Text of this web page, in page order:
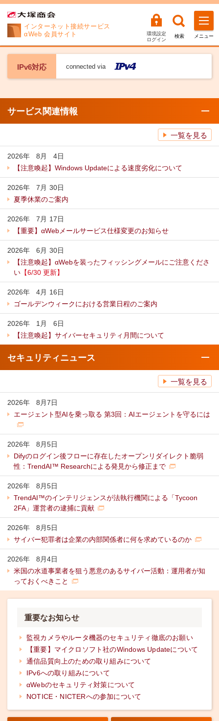
インターネット接続サービス
αWeb 会員サイト
環境設定
ログイン
検索 メニュー
IPv6対応 connected via
サービス関連情報
一覧を見る
2026年 8 月 4日
【注意喚起】Windows Updateによる速度劣化について
2026年 7 月 30日
夏季休業のご案内
2026年 7 月 17日
【重要】αWebメールサービス仕様変更のお知らせ
2026年 6 月 30日
【注意喚起】αWebを装ったフィッシングメールにご注意くださ
い 【6/30 更新】
2026年 4月 16日
ゴールデンウィークにおける営業日程のご案内
2026年 1 月 6日
【注意喚起】サイバーセキュリティ月間について
セキュリティニュース
一覧を見る
2026年 8 月7日
エージェント型AIを乗っ取る 第3回：AIエージェントを守るには
2026年 8 月5日
Difyのログイン後フローに存在したオープンリダイレクト脆弱
性：TrendAI™ Researchによる発見から修正まで
2026年 8 月5日
TrendAI™のインテリジェンスが法執行機関による「Tycoon
2FA」運営者の逮捕に貢献
2026年 8 月5日
サイバー犯罪者は企業の内部関係者に何を求めているのか
2026年 8 月4日
米国の水道事業者を狙う悪意のあるサイバー活動：運用者が知
っておくべきこと
重要なお知らせ
監視カメラやルータ機器のセキュリティ徹底のお願い
【重要】マイクロソフト社のWindows Updateについて
通信品質向上のための取り組みについて
IPv6への取り組みについて
αWebのセキュリティ対策について
NOTICE・NICTERへの参加について